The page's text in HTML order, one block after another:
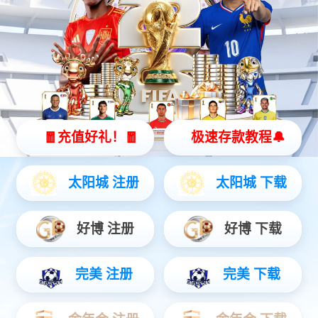
哈哈体育灵犀 X2
全智能灵动机器人
灵动 | 亲和 | 智能
查看更多